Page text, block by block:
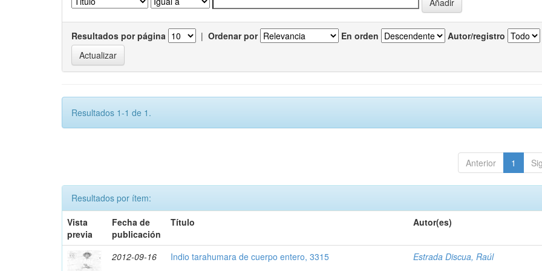
Resultados por página | Ordenar por En orden Autor/registro
Resultados 1-1 de 1.
Anterior 1
Resultados por ítem:
Vista
previa
Fecha de
publicación
Título Autor(es)
2012-09-16 Indio tarahumara de cuerpo entero, 3315 Estrada Discua, Raúl